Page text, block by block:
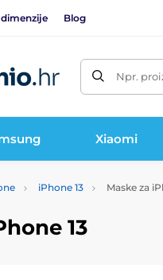
Blog
Npr.
Xiaomi
iPhone 13 Maske za
13